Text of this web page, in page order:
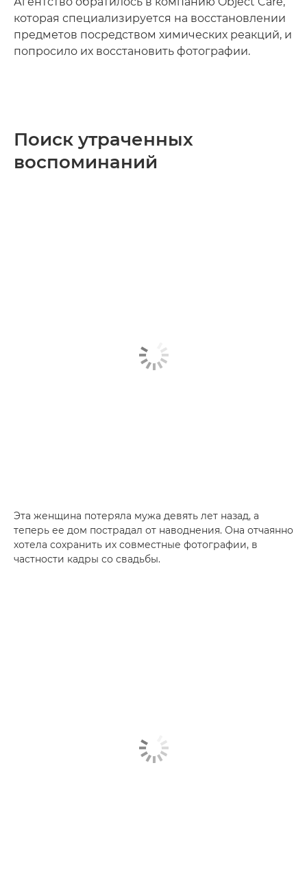
которая специализируется на восстановлении
предметов посредством химических реакций, и
попросило их восстановить фотографии.
Поиск утраченных
воспоминаний
Эта женщина потеряла мужа девять лет назад, а
теперь ее дом пострадал от наводнения. Она отчаянно
хотела сохранить их совместные фотографии, в
частности кадры со свадьбы.